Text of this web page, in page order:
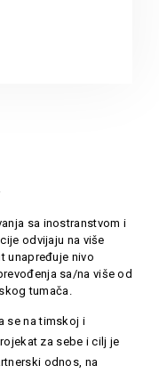
sa inostranstvom i
odvijaju na više
unapređuje nivo
sa/na više od
tumača.
se na timskoj i
za sebe i cilj je
odnos, na